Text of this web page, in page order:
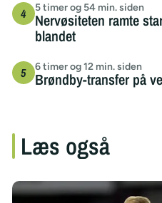
5 timer og 54 min. siden
Nervøsiteten ramte
blandet
6 timer og 12 min. siden
Brøndby-transfer på